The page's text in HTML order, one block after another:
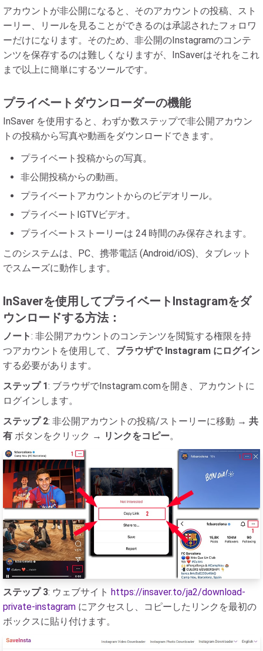
アカウントが非公開になると、そのアカウントの投稿、スト
ーリー、リールを見ることができるのは承認されたフォロワ
ーだけになります。そのため、非公開のInstagramのコンテ
ンツを保存するのは難しくなりますが、InSaverはそれをこれ
まで以上に簡単にするツールです。
プライベートダウンローダーの機能
InSaver を使用すると、わずか数ステップで非公開アカウン
トの投稿から写真や動画をダウンロードできます。
プライベート投稿からの写真。
非公開投稿からの動画。
プライベートアカウントからのビデオリール。
プライベートIGTVビデオ。
プライベートストーリーは 24 時間のみ保存されます。
このシステムは、PC、携帯電話 (Android/iOS)、タブレット
でスムーズに動作します。
InSaverを使用してプライベートInstagramをダ
ウンロードする方法：
ノート: 非公開アカウントのコンテンツを閲覧する権限を持
つアカウントを使用して、 ブラウザで Instagram にログイン
する必要があります。
ステップ 1: ブラウザでInstagram.comを開き、アカウントに
ログインします。
ステップ 2: 非公開アカウントの投稿/ストーリーに移動 → 共
有 ボタンをクリック → リンクをコピー。
ステップ 3: ウェブサイト https://insaver.to/ja2/download-
private-instagram にアクセスし、コピーしたリンクを最初の
ボックスに貼り付けます。